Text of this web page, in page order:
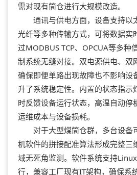
需对现有筒仓进行大规模改造。
通讯与供电方面，设备支持以
光纤等多种传输方式，可将数据实
过MODBUS TCP、OPCUA等多种
制系统无缝对接。双电源供电、双
确保即便单路出现故障也不影响设
升了系统稳定性。内置的状态指示
时反馈设备运行状态，高温自动停
运维成本与设备损耗。
对于大型煤筒仓群，多台设备
机软件的拼接配准算法形成完整三
域无死角监测。软件系统支持
行，兼容工厂现有IT架构，确保系